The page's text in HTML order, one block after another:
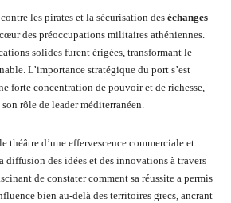
les pirates et la sécurisation des échanges
des préoccupations militaires athéniennes.
solides furent érigées, transformant le
L’importance stratégique du port s’est
forte concentration de pouvoir et de richesse,
rôle de leader méditerranéen.
théâtre d’une effervescence commerciale et
des idées et des innovations à travers
de constater comment sa réussite a permis
bien au-delà des territoires grecs, ancrant